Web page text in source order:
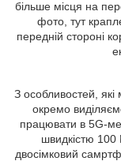
більше місця на
фото, тут
передній стороні
З особливостей,
окремо
працювати в 5G-
швидкістю
двосімковий